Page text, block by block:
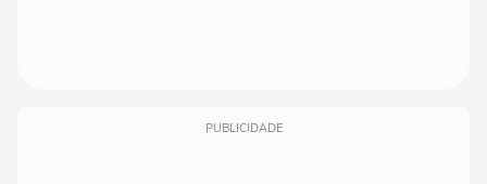
PUBLICIDADE